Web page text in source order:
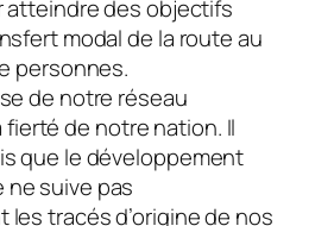
atteindre des objectifs
modal de la route au
personnes.
de notre réseau
fierté de notre nation. Il
que le développement
suive pas
les tracés d’origine de nos